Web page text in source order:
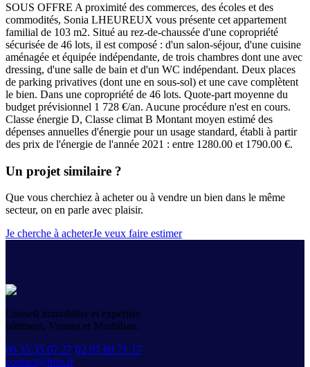
SOUS OFFRE A proximité des commerces, des écoles et des
commodités, Sonia LHEUREUX vous présente cet appartement
familial de 103 m2. Situé au rez-de-chaussée d'une copropriété
sécurisée de 46 lots, il est composé : d'un salon-séjour, d'une cuisine
aménagée et équipée indépendante, de trois chambres dont une avec
dressing, d'une salle de bain et d'un WC indépendant. Deux places
de parking privatives (dont une en sous-sol) et une cave complètent
le bien. Dans une copropriété de 46 lots. Quote-part moyenne du
budget prévisionnel 1 728 €/an. Aucune procédure n'est en cours.
Classe énergie D, Classe climat B Montant moyen estimé des
dépenses annuelles d'énergie pour un usage standard, établi à partir
des prix de l'énergie de l'année 2021 : entre 1280.00 et 1790.00 €.
Un projet similaire ?
Que vous cherchiez à acheter ou à vendre un bien dans le même
secteur, on en parle avec plaisir.
Je cherche à acheterJe veux faire estimer
Conseil immobilier et expertise
bâtiment, Vannes et Morbihan.
06 35 35 07 27·02 97 69 71 17
contact@hiin.fr